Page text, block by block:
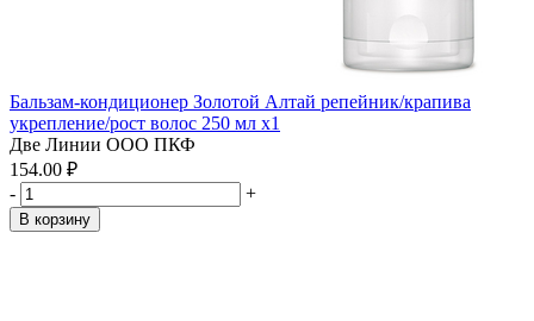
Бальзам-кондиционер Золотой Алтай репейник/крапива
укрепление/рост волос 250 мл x1
Две Линии ООО ПКФ
154.00 ₽
-
+
В корзину